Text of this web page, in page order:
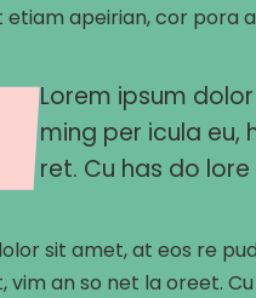
etiam apeirian, cor pora
Lorem ipsum
ming per icula eu,
ret. Cu has do
sit amet, at eos re
vim an so net la oreet.